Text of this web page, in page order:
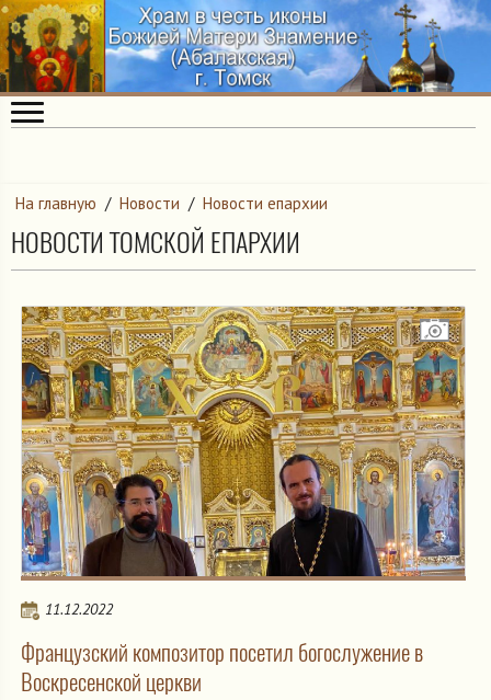
На главную / Новости / Новости епархии
НОВОСТИ ТОМСКОЙ ЕПАРХИИ
11.12.2022
Французский композитор посетил богослужение в
Воскресенской церкви